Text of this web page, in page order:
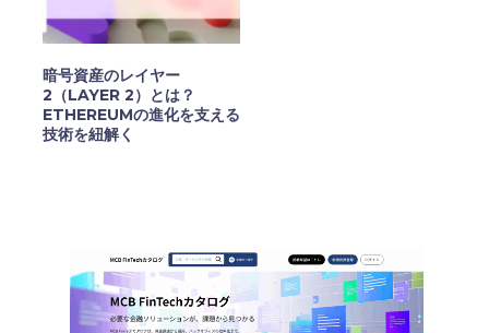
暗号資産のレイヤー
2（LAYER 2）とは？
ETHEREUMの進化を支える
技術を紐解く